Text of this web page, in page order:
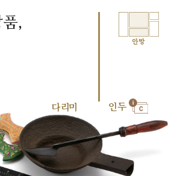
,
안방
다리미 인두